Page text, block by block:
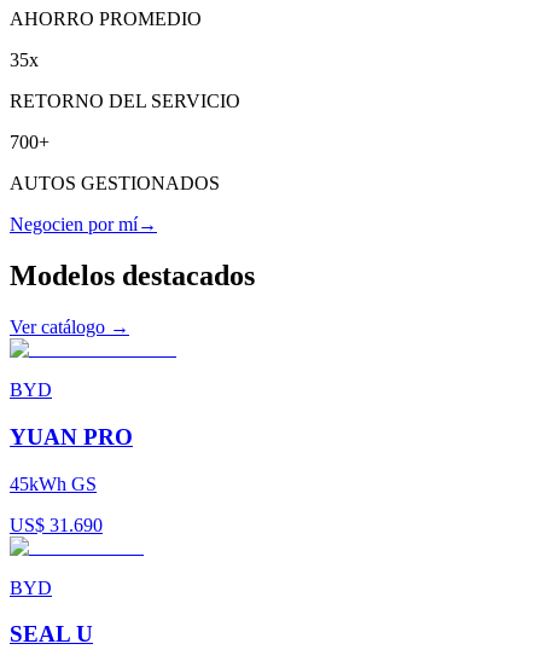
AHORRO PROMEDIO
35x
RETORNO DEL SERVICIO
700+
AUTOS GESTIONADOS
Negocien por mí→
Modelos destacados
Ver catálogo →
BYD
YUAN PRO
45kWh GS
US$ 31.690
BYD
SEAL U